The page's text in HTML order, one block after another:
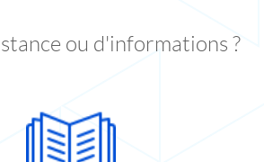
ou d'informations ?